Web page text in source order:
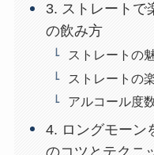
3. ストレートで
の飲み方
ストレートの
ストレートの
アルコール度
4. ロングモーン
のコツとテクニ